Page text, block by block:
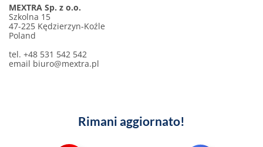
MEXTRA Sp. z o.o.
Szkolna 15
47-225 Kędzierzyn-Koźle
Poland
tel. +48 531 542 542
email biuro@mextra.pl
Rimani aggiornato!